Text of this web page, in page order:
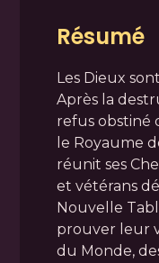
Résumé
Les Dieux
Après la
refus obstiné
le Royaume
réunit ses
et vétérans
Nouvelle
prouver leur
du Monde,